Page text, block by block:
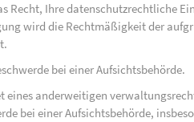
Recht, Ihre datenschutzrechtliche
wird die Rechtmäßigkeit der
bei einer Aufsichtsbehörde.
eines anderweitigen
bei einer Aufsichtsbehörde,